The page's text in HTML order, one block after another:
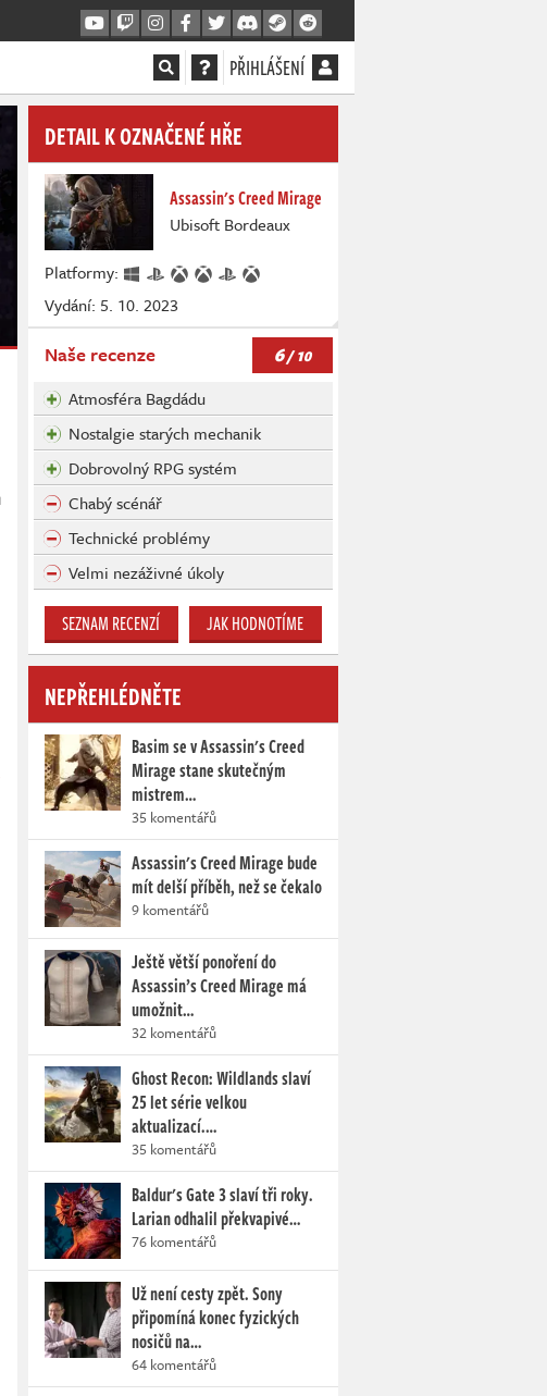
PŘIHLÁŠENÍ
DETAIL K OZNAČENÉ HŘE
Assassin's Creed Mirage
Ubisoft Bordeaux
Platformy:
Vydání: 5. 10. 2023
Naše recenze 6/ 10
Atmosféra Bagdádu
Nostalgie starých mechanik
Dobrovolný RPG systém
Chabý scénář
Technické problémy
Velmi nezáživné úkoly
SEZNAM RECENZÍ JAK HODNOTÍME
NEPŘEHLÉDNĚTE
Basim se v Assassin's Creed
Mirage stane skutečným
mistrem…
35 komentářů
Assassin's Creed Mirage bude
mít delší příběh, než se čekalo
9 komentářů
Ještě větší ponoření do
Assassin’s Creed Mirage má
umožnit…
32 komentářů
Ghost Recon: Wildlands slaví
25 let série velkou
aktualizací.…
35 komentářů
Baldur's Gate 3 slaví tři roky.
Larian odhalil překvapivé…
76 komentářů
Už není cesty zpět. Sony
připomíná konec fyzických
nosičů na…
64 komentářů